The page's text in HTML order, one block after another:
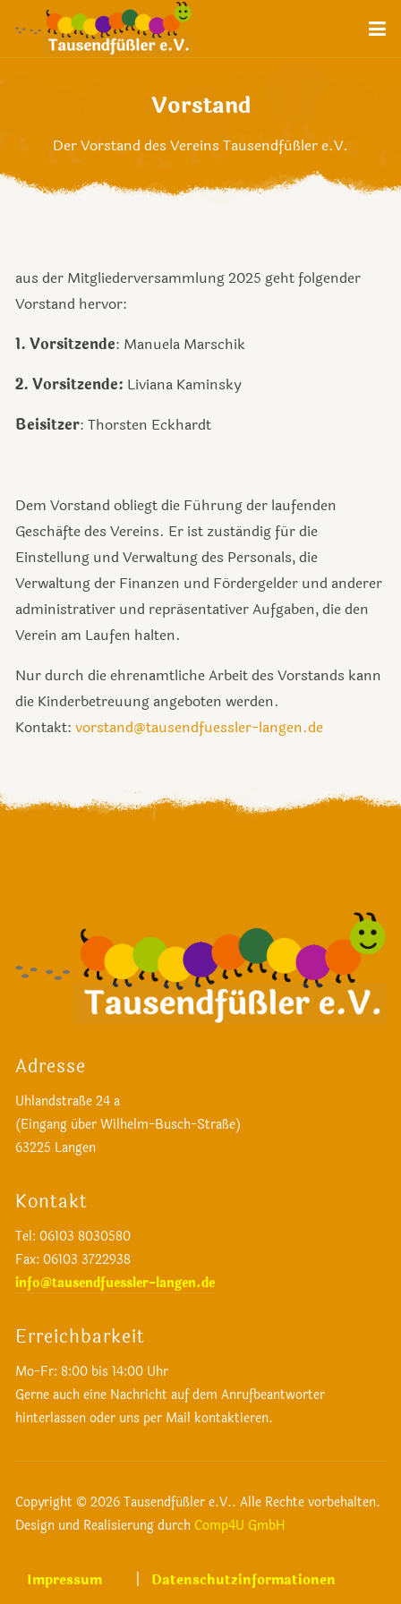
Vorstand
Der Vorstand des Vereins Tausendfüßler e.V.
aus der Mitgliederversammlung 2025 geht folgender
Vorstand hervor:
1. Vorsitzende: Manuela Marschik
2. Vorsitzende: Liviana Kaminsky
Beisitzer: Thorsten Eckhardt
Dem Vorstand obliegt die Führung der laufenden
Geschäfte des Vereins. Er ist zuständig für die
Einstellung und Verwaltung des Personals, die
Verwaltung der Finanzen und Fördergelder und anderer
administrativer und repräsentativer Aufgaben, die den
Verein am Laufen halten.
Nur durch die ehrenamtliche Arbeit des Vorstands kann
die Kinderbetreuung angeboten werden.
Kontakt:vorstand@tausendfuessler-langen.de
Adresse
Uhlandstraße 24 a
(Eingang über Wilhelm-Busch-Straße)
63225 Langen
Kontakt
Tel: 06103 8030580
Fax: 06103 3722938
info@tausendfuessler-langen.de
Erreichbarkeit
Mo-Fr: 8:00 bis 14:00 Uhr
Gerne auch eine Nachricht auf dem Anrufbeantworter
hinterlassen oder uns per Mail kontaktieren.
Copyright © 2026 Tausendfüßler e.V.. Alle Rechte vorbehalten.
Design und Realisierung durch Comp4U GmbH
Impressum Datenschutzinformationen